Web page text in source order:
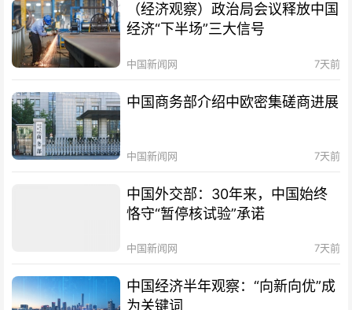
（经济观察）政治局会议释放中国
经济“下半场”三大信号
中国新闻网 7天前
中国商务部介绍中欧密集磋商进展
中国新闻网 7天前
中国外交部：30年来，中国始终
恪守“暂停核试验”承诺
中国新闻网 7天前
中国经济半年观察：“向新向优”成
为关键词